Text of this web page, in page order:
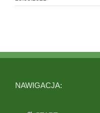
NAWIGACJA: